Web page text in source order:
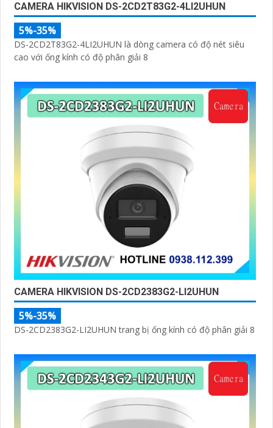
CAMERA HIKVISION DS-2CD2T83G2-4LI2UHUN
5%-35%
DS-2CD2T83G2-4LI2UHUN là dòng camera có độ nét siêu
cao với ống kính có độ phân giải 8
CAMERA HIKVISION DS-2CD2383G2-LI2UHUN
5%-35%
DS-2CD2383G2-LI2UHUN trang bị ống kính có độ phân giải 8